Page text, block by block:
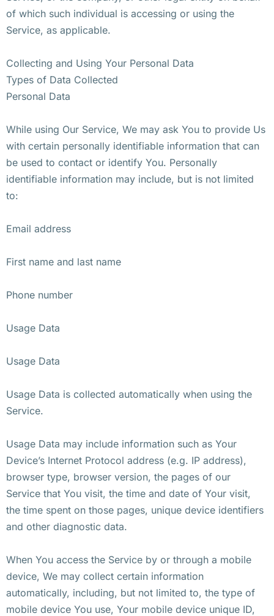
of which such individual is accessing or using the
Service, as applicable.
Collecting and Using Your Personal Data
Types of Data Collected
Personal Data
While using Our Service, We may ask You to provide Us
with certain personally identifiable information that can
be used to contact or identify You. Personally
identifiable information may include, but is not limited
to:
Email address
First name and last name
Phone number
Usage Data
Usage Data
Usage Data is collected automatically when using the
Service.
Usage Data may include information such as Your
Device’s Internet Protocol address (e.g. IP address),
browser type, browser version, the pages of our
Service that You visit, the time and date of Your visit,
the time spent on those pages, unique device identifiers
and other diagnostic data.
When You access the Service by or through a mobile
device, We may collect certain information
automatically, including, but not limited to, the type of
mobile device You use, Your mobile device unique ID,